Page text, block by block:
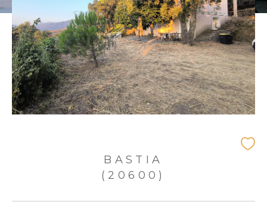
BASTIA
(20600)